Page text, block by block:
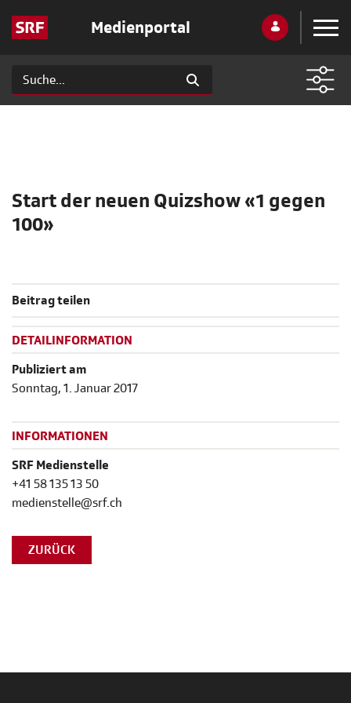
Medienportal
Start der neuen Quizshow «1 gegen
100»
Beitrag teilen
DETAILINFORMATION
Publiziert am
Sonntag, 1. Januar 2017
INFORMATIONEN
SRF Medienstelle
+41 58 135 13 50
medienstelle@srf.ch
ZURÜCK